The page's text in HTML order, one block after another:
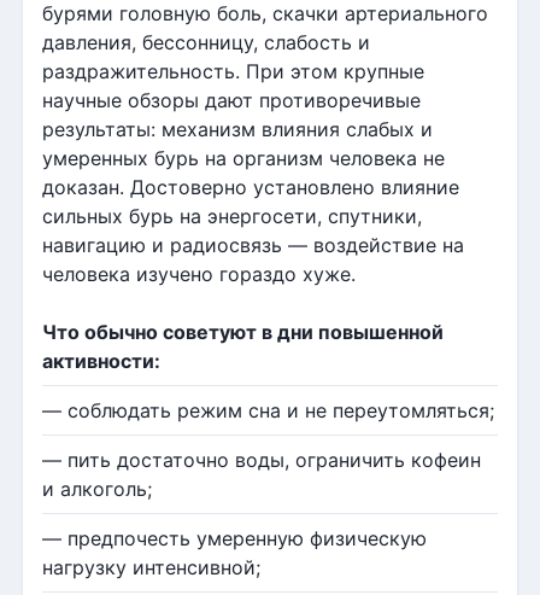
бурями головную боль, скачки артериального
давления, бессонницу, слабость и
раздражительность. При этом крупные
научные обзоры дают противоречивые
результаты: механизм влияния слабых и
умеренных бурь на организм человека не
доказан. Достоверно установлено влияние
сильных бурь на энергосети, спутники,
навигацию и радиосвязь — воздействие на
человека изучено гораздо хуже.
Что обычно советуют в дни повышенной
активности:
— соблюдать режим сна и не переутомляться;
— пить достаточно воды, ограничить кофеин
и алкоголь;
— предпочесть умеренную физическую
нагрузку интенсивной;